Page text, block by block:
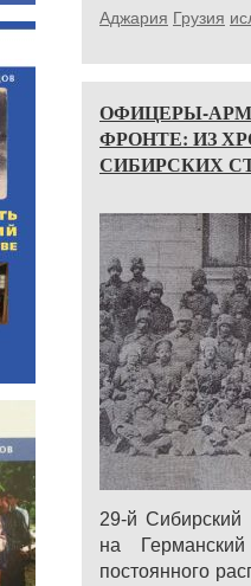
Аджария Грузия
ОФИЦЕРЫ-
ФРОНТЕ: ИЗ
СИБИРСКИХ
29-й Сибирский
на
постоянного